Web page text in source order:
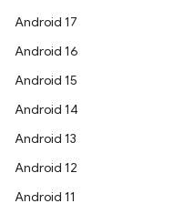
Android 17
Android 16
Android 15
Android 14
Android 13
Android 12
Android 11